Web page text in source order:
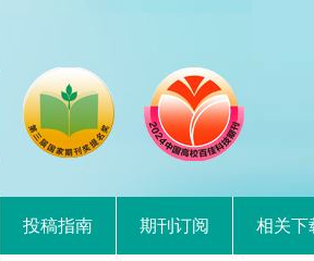
投稿指南 期刊订阅 相关下